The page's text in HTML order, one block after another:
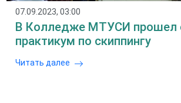
07.09.2023, 03:00
В Колледже МТУСИ прошел
практикум по скиппингу
Читать далее